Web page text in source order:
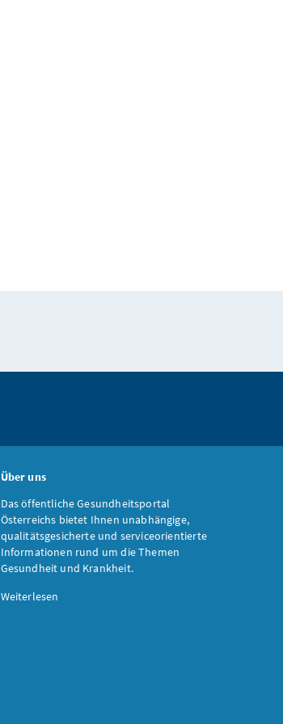
Über uns
Das öffentliche Gesundheitsportal
Österreichs bietet Ihnen unabhängige,
qualitätsgesicherte und serviceorientierte
Informationen rund um die Themen
Gesundheit und Krankheit.
Weiterlesen